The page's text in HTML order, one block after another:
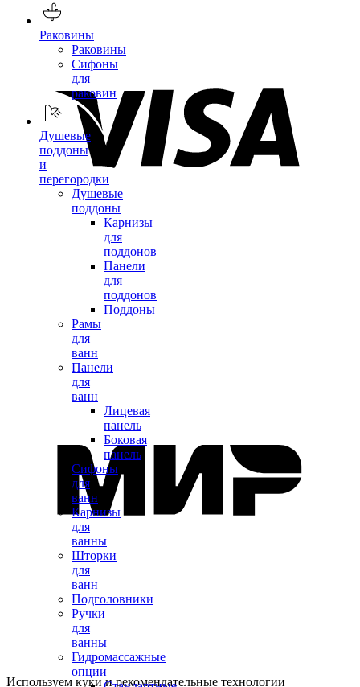
Раковины
Раковины
Сифоны
для
раковин
Душевые
поддоны
и
перегородки
Душевые
поддоны
Карнизы
для
поддонов
Панели
для
поддонов
Поддоны
Рамы
для
ванн
Панели
для
ванн
Лицевая
панель
Боковая
панель
Сифоны
для
ванн
Карнизы
для
ванны
Шторки
для
ванн
Подголовники
Ручки
для
ванны
Гидромассажные
опции
Используем куки и рекомендательные технологии